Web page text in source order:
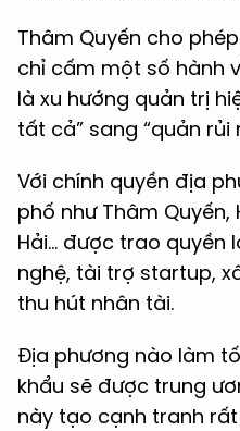
Thâm Quyến cho
chỉ cấm một số hành
là xu hướng quản trị
tất cả” sang “quản rủi
Với chính quyền địa
phố như Thâm Quyến,
Hải… được trao quyền
nghệ, tài trợ startup,
thu hút nhân tài.
Địa phương nào làm
khẩu sẽ được trung
này tạo cạnh tranh